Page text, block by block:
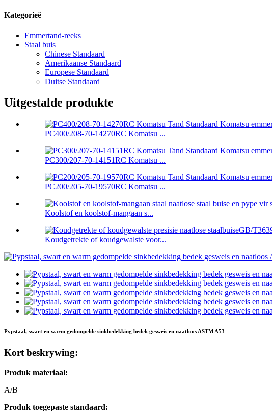
Kategorieë
Emmertand-reeks
Staal buis
Chinese Standaard
Amerikaanse Standaard
Europese Standaard
Duitse Standaard
Uitgestalde produkte
PC400/208-70-14270RC Komatsu ...
PC300/207-70-14151RC Komatsu ...
PC200/205-70-19570RC Komatsu ...
Koolstof en koolstof-mangaan s...
Koudgetrekte of koudgewalste voor...
Pypstaal, swart en warm gedompelde sinkbedekking bedek gesweis en naatloos ASTM A53
Kort beskrywing:
Produk materiaal:
A/B
Produk toegepaste standaard: